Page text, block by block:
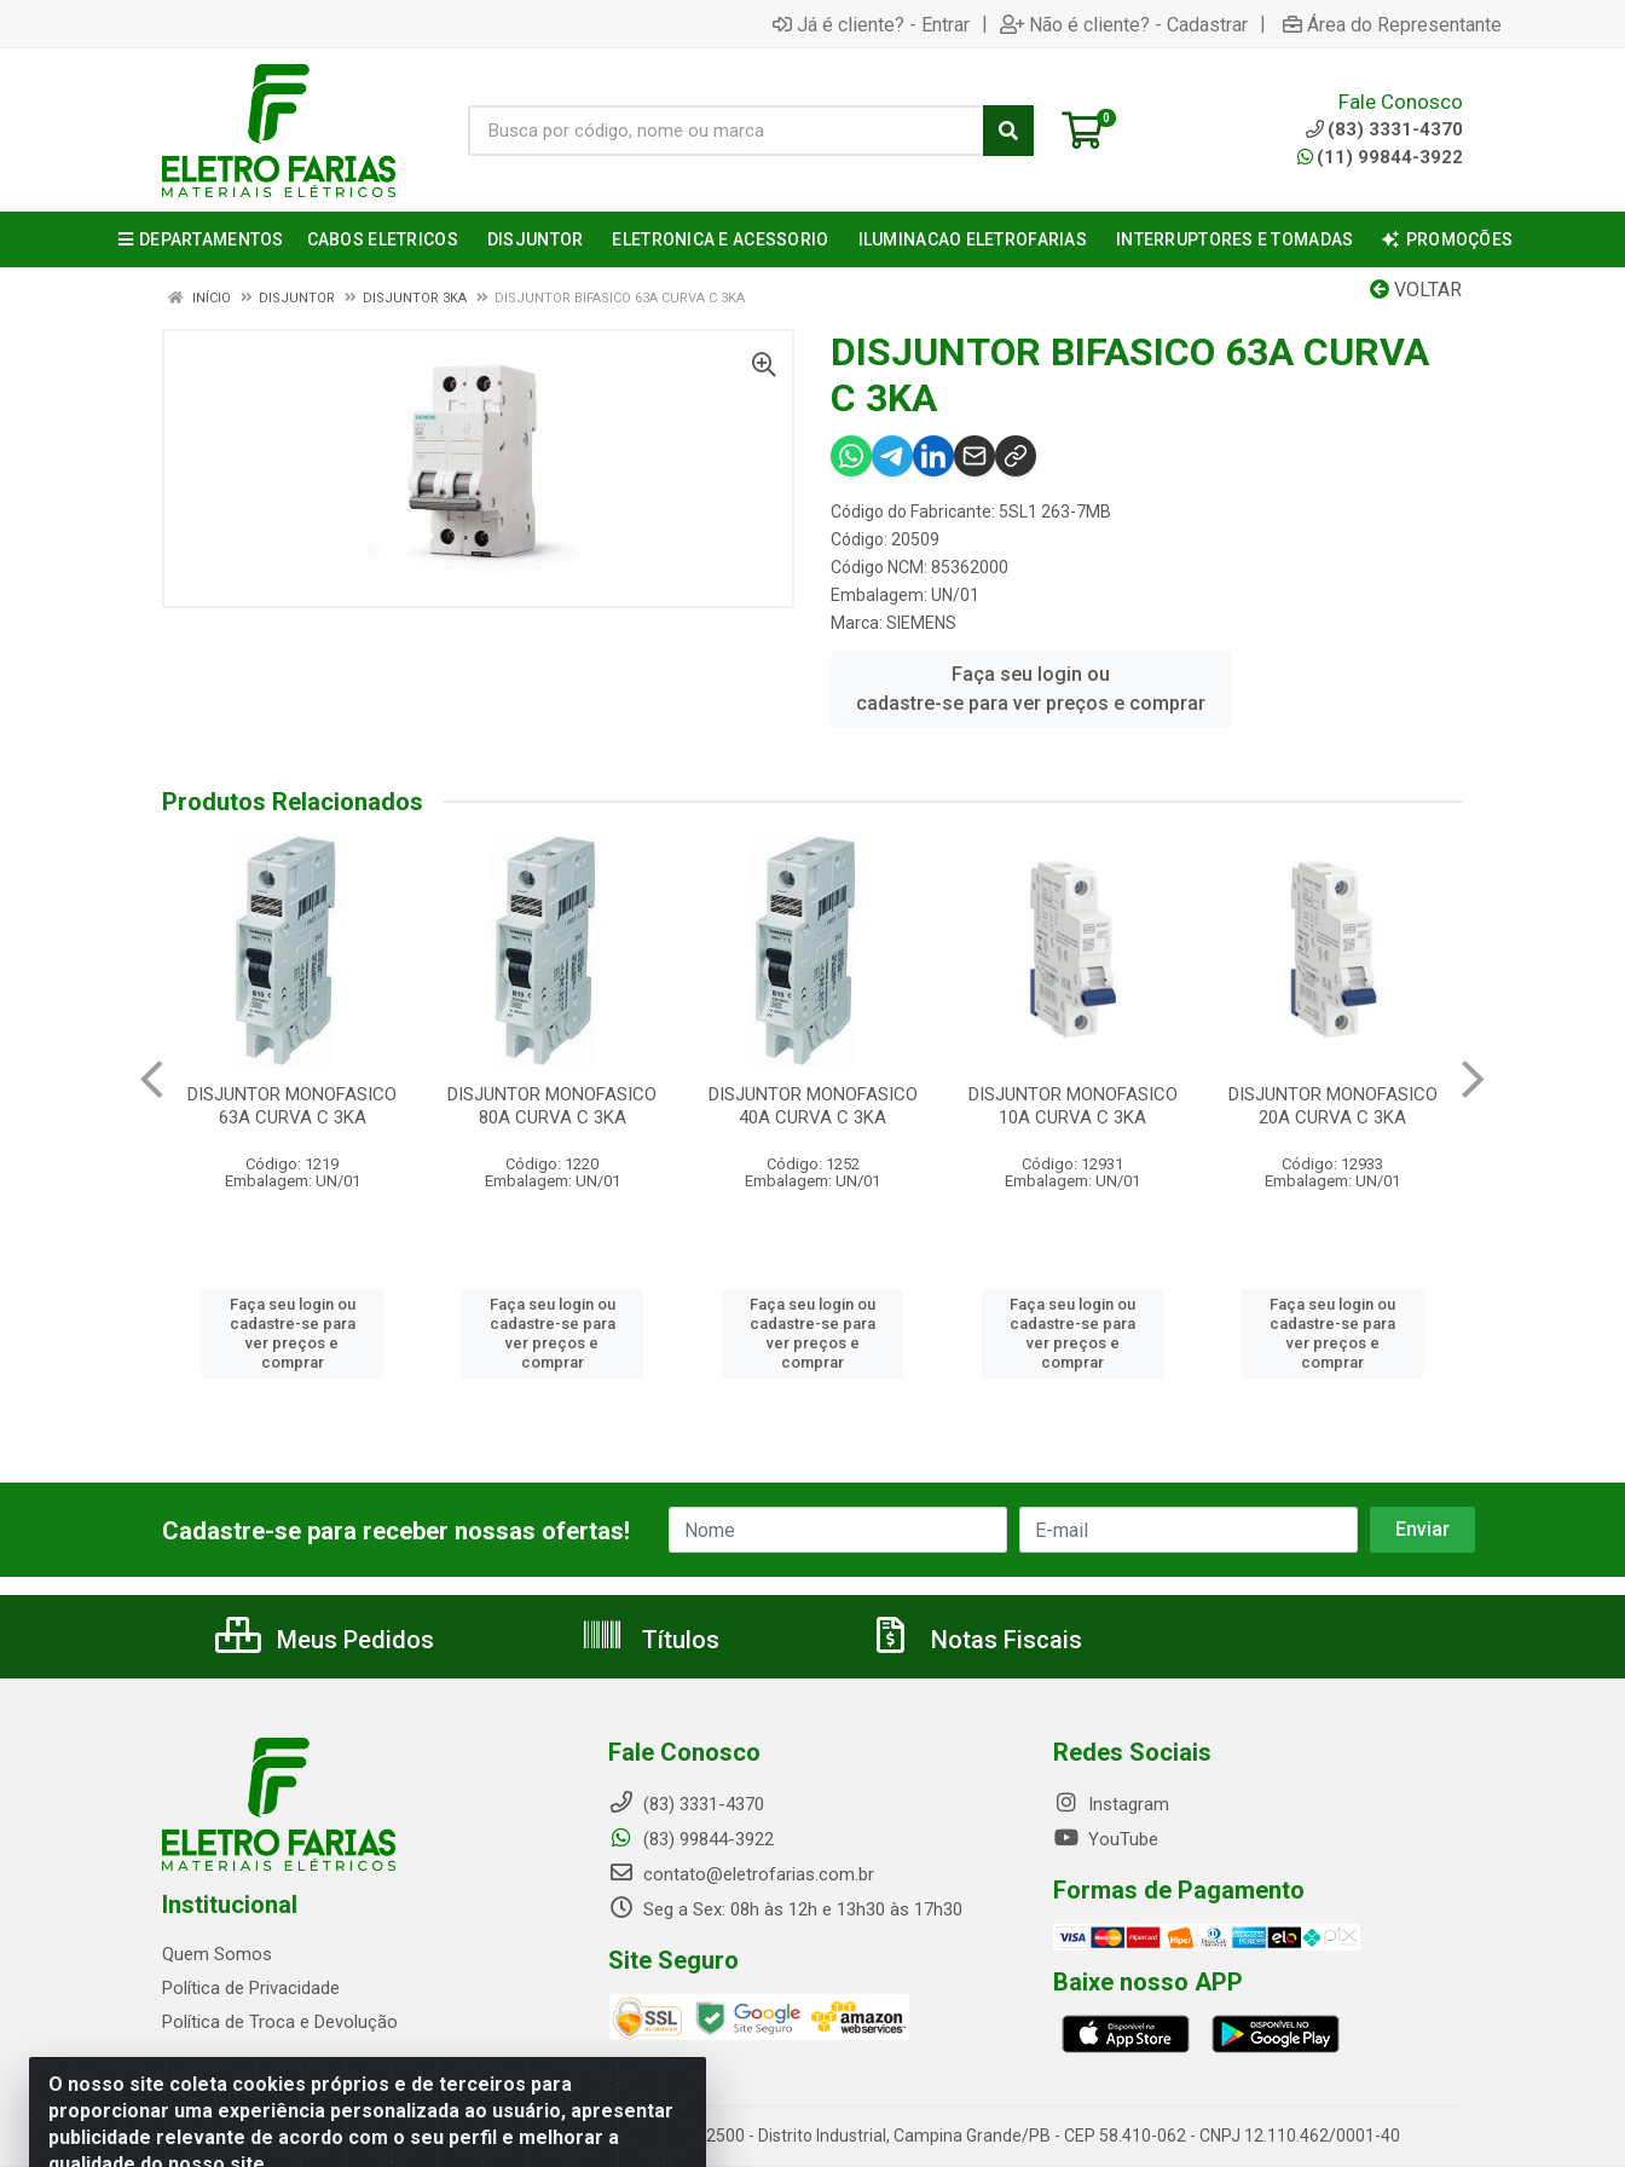
Já é cliente? - Entrar | Não é cliente? - Cadastrar | Área do Representante
0
Fale Conosco
(83) 3331-4370
(11) 99844-3922
DEPARTAMENTOS CABOS ELETRICOS DISJUNTOR ELETRONICA E ACESSORIO ILUMINACAO ELETROFARIAS INTERRUPTORES E TOMADAS PROMOÇÕES
VOLTAR
INÍCIO DISJUNTOR DISJUNTOR 3KA DISJUNTOR BIFASICO 63A CURVA C 3KA
DISJUNTOR BIFASICO 63A CURVA
C 3KA
Código do Fabricante: 5SL1 263-7MB
Código: 20509
Código NCM: 85362000
Embalagem: UN/01
Marca: SIEMENS
Faça seu login ou
cadastre-se para ver preços e comprar
Produtos Relacionados
DISJUNTOR MONOFASICO
80A CURVA C 3KA
Código: 1220
Embalagem: UN/01
Faça seu login ou
cadastre-se para
ver preços e
comprar
DISJUNTOR MONOFASICO
40A CURVA C 3KA
Código: 1252
Embalagem: UN/01
Faça seu login ou
cadastre-se para
ver preços e
comprar
DISJUNTOR MONOFASICO
10A CURVA C 3KA
Código: 12931
Embalagem: UN/01
Faça seu login ou
cadastre-se para
ver preços e
comprar
DISJUNTOR MONOFASICO
20A CURVA C 3KA
Código: 12933
Embalagem: UN/01
Faça seu login ou
cadastre-se para
ver preços e
comprar
DISJUNTOR BIFASICO 02A
CURVA C 3KA
Código: 1020
Embalagem: UN/01
Faça seu login ou
cadastre-se para
ver preços e
comprar
O nosso site coleta cookies próprios e de terceiros para
proporcionar uma experiência personalizada ao usuário, apresentar
publicidade relevante de acordo com o seu perfil e melhorar a
Cadastre-se para receber nossas ofertas!
Meus Pedidos Títulos Notas Fiscais
Institucional
Quem Somos
Política de Privacidade
Política de Troca e Devolução
Fale Conosco
(83) 3331-4370
(83) 99844-3922
contato@eletrofarias.com.br
Seg a Sex: 08h às 12h e 13h30 às 17h30
Site Seguro
Redes Sociais
Instagram
YouTube
Formas de Pagamento
Baixe nosso APP
Eletrofarias Materiais Eletricos - Av. Jorn. Assis Chateaubriand, 2500 - Distrito Industrial, Campina Grande/PB - CEP 58.410-062 - CNPJ 12.110.462/0001-40